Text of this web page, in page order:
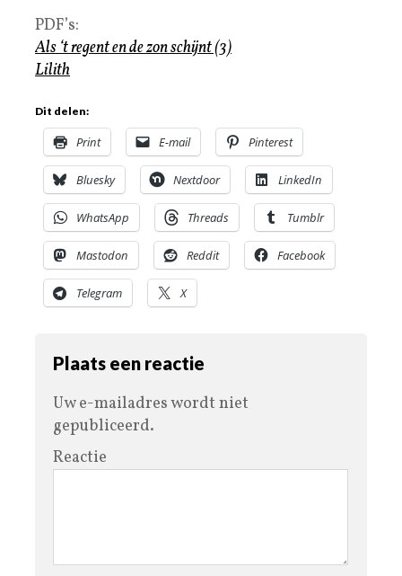
PDF’s:
Als ‘t regent en de zon schijnt (3)
Lilith
Dit delen:
Print E-mail Pinterest
Bluesky Nextdoor LinkedIn
WhatsApp Threads Tumblr
Mastodon Reddit Facebook
Telegram X
Plaats een reactie
Uw e-mailadres wordt niet
gepubliceerd.
Reactie